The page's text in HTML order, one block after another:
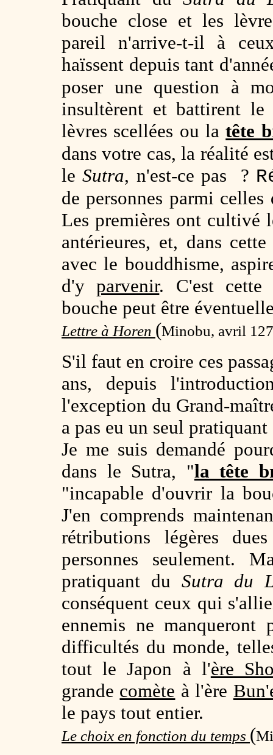
bouche close et les
pareil n'arrive-t-il à
haïssent depuis tant
poser une question à
insultèrent et battirent
lèvres scellées ou la tête
dans votre cas, la réalité
leSutra, n'est-ce pas ?
de personnes parmi celles
Les premières ont cultivé
antérieures, et, dans
avec le bouddhisme,
d'yparvenir. C'est cette
bouche peut être
Lettre à Horen (Minobu, avril
S'il faut en croire ces
ans, depuis
l'exception du Grand-
a pas eu un seul
Je me suis demandé
dans le Sutra, "la tête
"incapable d'ouvrir la
J'en comprends
rétributions légères
personnes seulement.
pratiquant du Sutra du
conséquent ceux qui
ennemis ne manqueront
difficultés du monde,
tout le Japon à l'ère
grande comète à l'ère
le pays tout entier.
Le choix en fonction du temps (